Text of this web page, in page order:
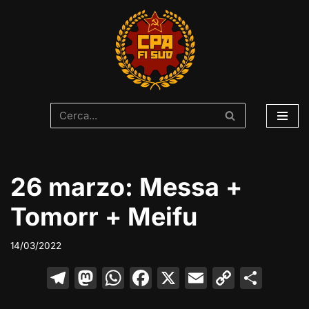
26 marzo: Messa +
Tomorr + Meifu
14/03/2022
T M W F X E C